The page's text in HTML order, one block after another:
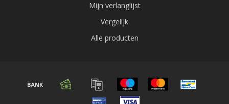
Mijn verlanglijst
Vergelijk
Alle producten